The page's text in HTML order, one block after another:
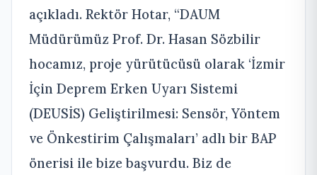
açıkladı. Rektör Hotar, “DAUM
Müdürümüz Prof. Dr. Hasan Sözbilir
hocamız, proje yürütücüsü olarak ‘İzmir
İçin Deprem Erken Uyarı Sistemi
(DEUSİS) Geliştirilmesi: Sensör, Yöntem
ve Önkestirim Çalışmaları’ adlı bir BAP
önerisi ile bize başvurdu. Biz de